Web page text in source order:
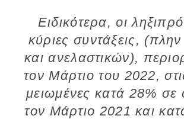
Ειδικότερα, οι
κύριες συντάξεις,
και ανελαστικών),
τον Μάρτιο του 2022,
μειωμένες κατά 28% σε
τον Μάρτιο 2021 και